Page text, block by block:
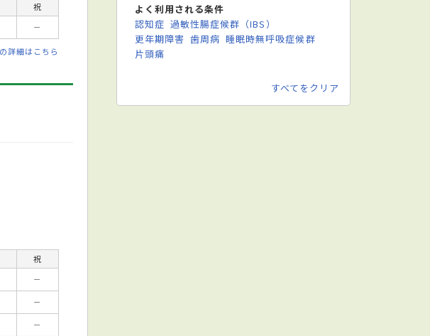
祝
－
詳細はこちら
祝
－
－
－
よく利用される条件
認知症 過敏性腸症候群（IBS）
更年期障害 歯周病 睡眠時無呼吸症候群
片頭痛
すべてをクリア